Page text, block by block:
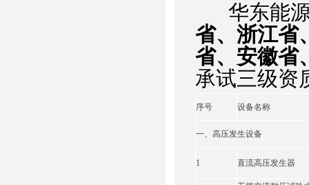
华东能源
省、浙江省
省、安徽省
承试三级资
序号 设备名称
一、高压发生设备
1 直流高压发生器